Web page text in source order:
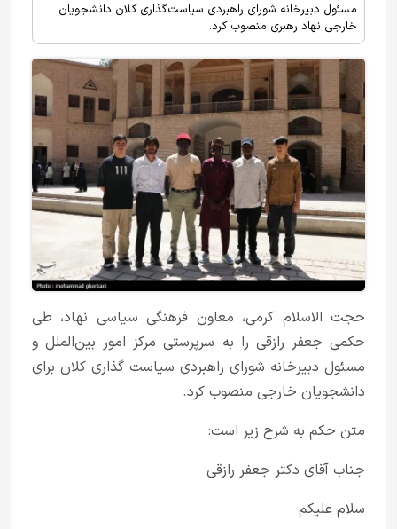
مسئول دبیرخانه شورای راهبردی سیاست‌گذاری کلان دانشجویان
خارجی نهاد رهبری منصوب کرد.
حجت الاسلام کرمی، معاون فرهنگی سیاسی نهاد، طی
حکمی جعفر رازقی را به سرپرستی مرکز امور بین‌الملل و
مسئول دبیرخانه شورای راهبردی سیاست گذاری کلان برای
دانشجویان خارجی منصوب کرد.
متن حکم به شرح زیر است:
جناب آقای دکتر جعفر رازقی
سلام علیکم